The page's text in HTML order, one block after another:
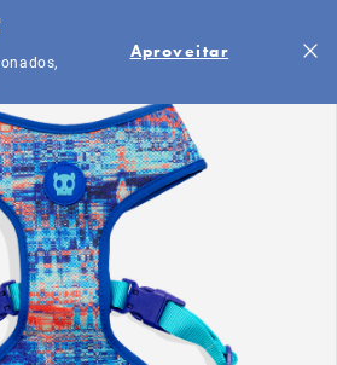
Aproveitar